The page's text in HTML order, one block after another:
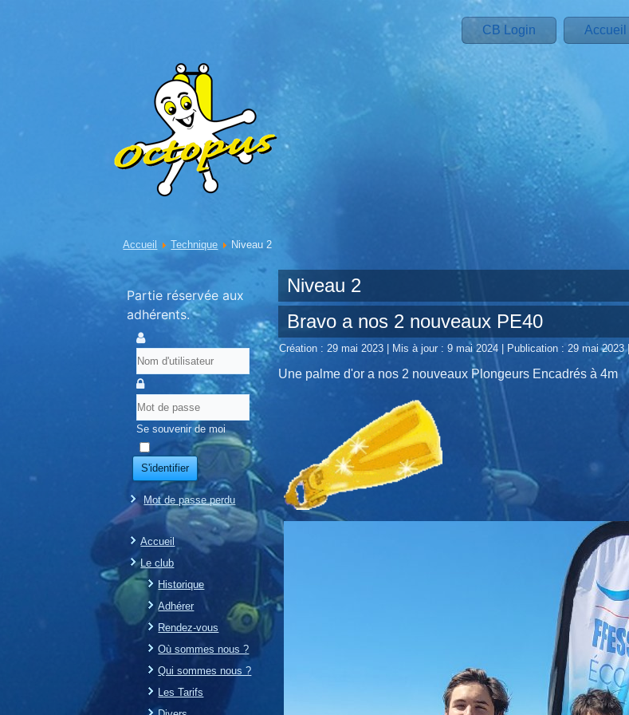
CB Login Accueil
Accueil Technique Niveau 2
Partie réservée aux
adhérents.
Se souvenir de moi
S'identifier
Mot de passe perdu
Accueil
Le club
Historique
Adhérer
Rendez-vous
Où sommes nous ?
Qui sommes nous ?
Les Tarifs
Niveau 2
Bravo a nos 2 nouveaux PE40
Création : 29 mai 2023 Mis à jour : 9 mai 2024 Publication : 29 mai 2023|
Une palme d'or a nos 2 nouveaux Plongeurs Encadrés à 4m